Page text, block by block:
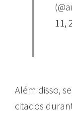
11,
Além disso,
citados